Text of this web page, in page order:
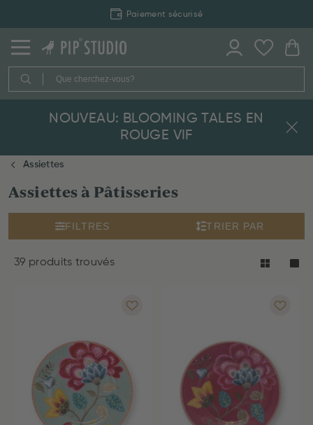
Livraison rapide
NOUVEAU: BLOOMING TALES EN
ROUGE VIF
Assiettes
Assiettes à Pâtisseries
FILTRES TRIER PAR
39 produits trouvés